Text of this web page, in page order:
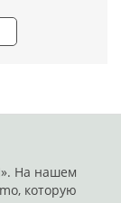
На нашем
которую